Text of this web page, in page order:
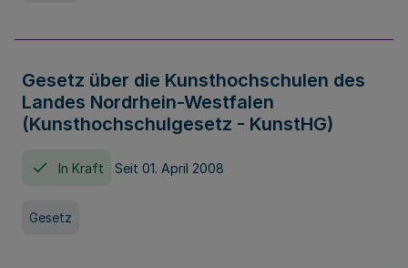
Gesetz über die Kunsthochschulen des
Landes Nordrhein-Westfalen
(Kunsthochschulgesetz - KunstHG)
In Kraft Seit 01. April 2008
Gesetz